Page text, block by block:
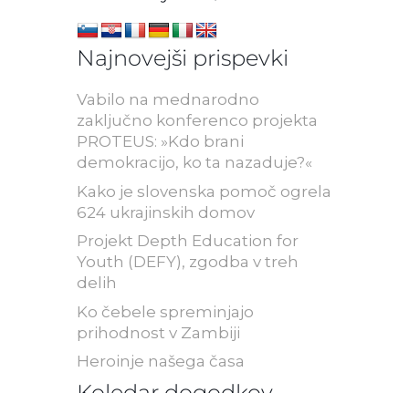
Najnovejši prispevki
Vabilo na mednarodno
zaključno konferenco projekta
PROTEUS: »Kdo brani
demokracijo, ko ta nazaduje?«
Kako je slovenska pomoč ogrela
624 ukrajinskih domov
Projekt Depth Education for
Youth (DEFY), zgodba v treh
delih
Ko čebele spreminjajo
prihodnost v Zambiji
Heroinje našega časa